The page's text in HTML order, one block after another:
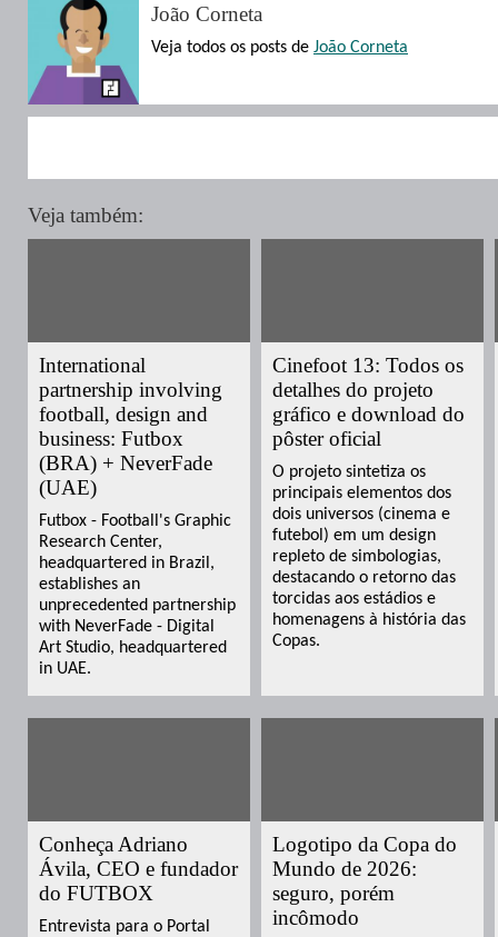
João Corneta
Veja todos os posts de João Corneta
Veja também:
International
partnership involving
football, design and
business: Futbox
(BRA) + NeverFade
(UAE)
Futbox - Football's Graphic
Research Center,
headquartered in Brazil,
establishes an
unprecedented partnership
with NeverFade - Digital
Art Studio, headquartered
in UAE.
Cinefoot 13: Todos os
detalhes do projeto
gráfico e download do
pôster oficial
O projeto sintetiza os
principais elementos dos
dois universos (cinema e
futebol) em um design
repleto de simbologias,
destacando o retorno das
torcidas aos estádios e
homenagens à história das
Copas.
Conheça Adriano
Ávila, CEO e fundador
do FUTBOX
Entrevista para o Portal
Logotipo da Copa do
Mundo de 2026:
seguro, porém
incômodo